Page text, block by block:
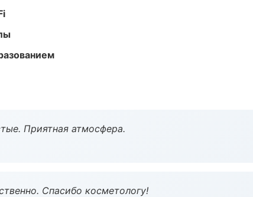
Приятная атмосфера.
Спасибо косметологу!